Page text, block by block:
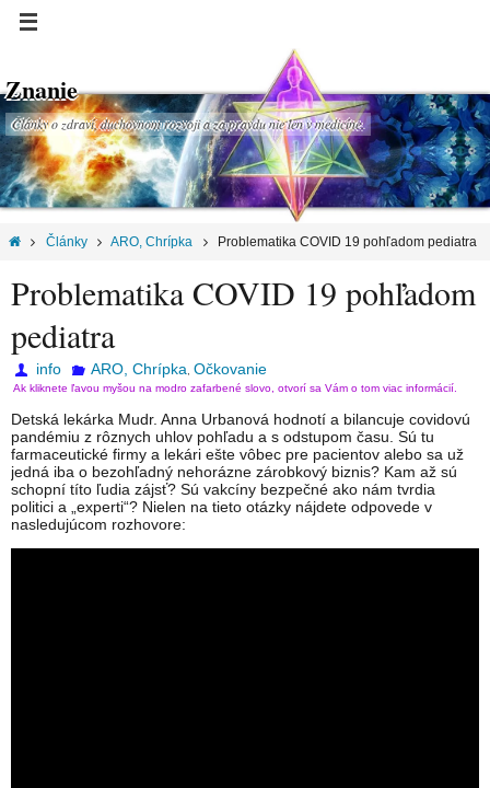
Znanie
Články o zdraví, duchovnom rozvoji a za pravdu nie len v medicíne.
Články ARO, Chrípka Problematika COVID 19 pohľadom pediatra
Problematika COVID 19 pohľadom
pediatra
info ARO, Chrípka Očkovanie
Ak kliknete ľavou myšou na modro zafarbené slovo, otvorí sa Vám o tom viac informácií.
Detská lekárka Mudr. Anna Urbanová hodnotí a bilancuje covidovú
pandémiu z rôznych uhlov pohľadu a s odstupom času. Sú tu
farmaceutické firmy a lekári ešte vôbec pre pacientov alebo sa už
jedná iba o bezohľadný nehorázne zárobkový biznis? Kam až sú
schopní títo ľudia zájsť? Sú vakcíny bezpečné ako nám tvrdia
politici a „experti“? Nielen na tieto otázky nájdete odpovede v
nasledujúcom rozhovore: